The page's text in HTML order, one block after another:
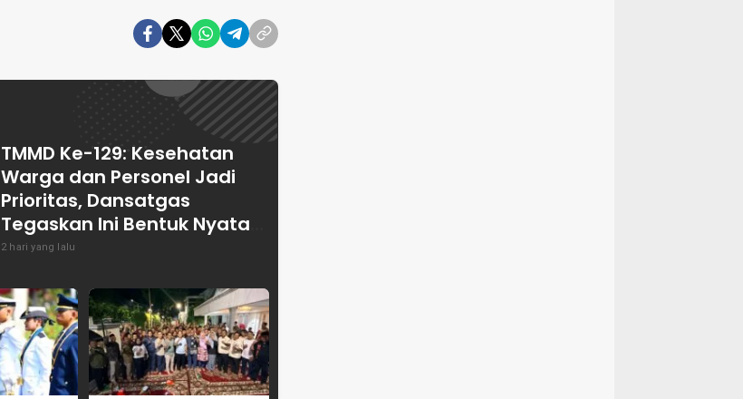
TMMD Ke-129: Kesehatan
Warga dan Personel Jadi
Prioritas, Dansatgas
Tegaskan Ini Bentuk Nyata
Kemanunggalan
2 hari yang lalu